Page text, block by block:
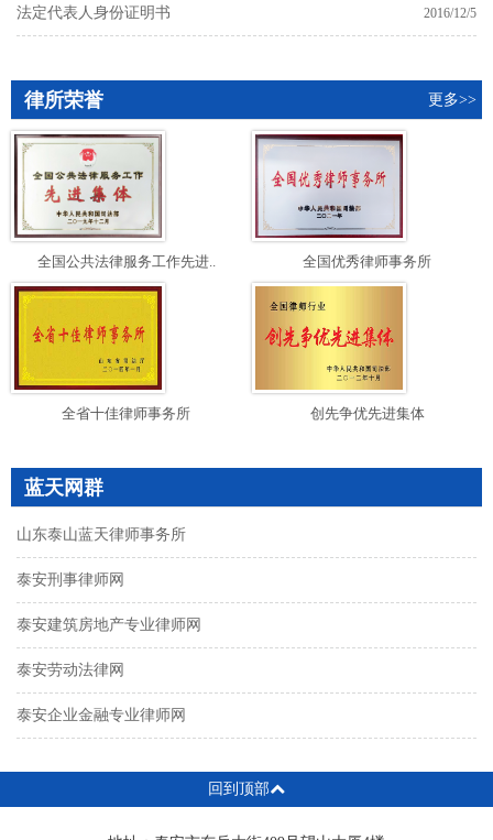
法定代表人身份证明书 2016/12/5
律所荣誉 更多>>
全国公共法律服务工作先进.. 全国优秀律师事务所
全省十佳律师事务所 创先争优先进集体
蓝天网群
山东泰山蓝天律师事务所
泰安刑事律师网
泰安建筑房地产专业律师网
泰安劳动法律网
泰安企业金融专业律师网
回到顶部